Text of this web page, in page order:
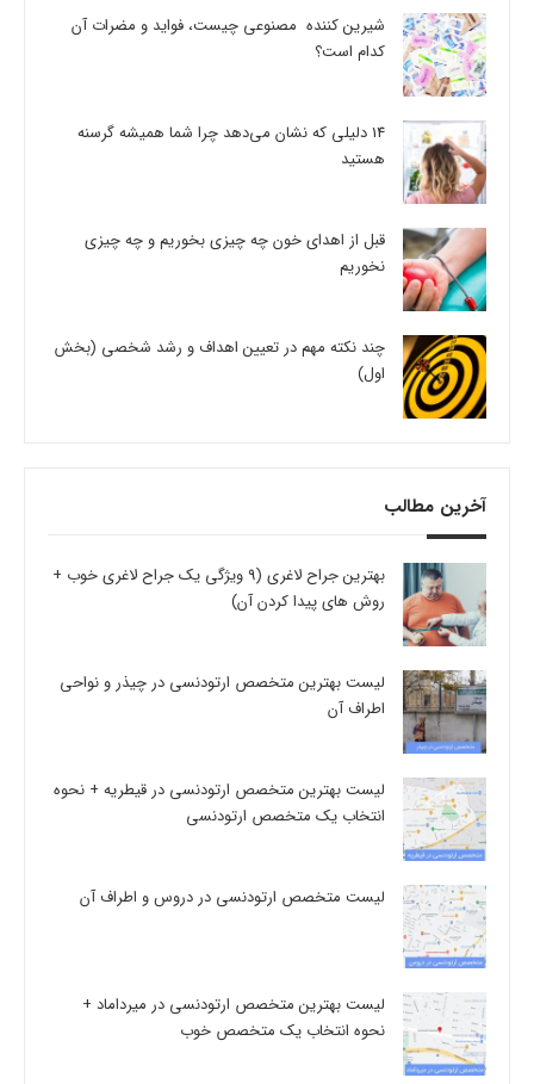
شیرین کننده مصنوعی چیست، فواید و مضرات آن
کدام است؟
14 دلیلی که نشان می‌دهد چرا شما همیشه گرسنه
هستید
قبل از اهدای خون چه چیزی بخوریم و چه چیزی
نخوریم
چند نکته مهم در تعیین اهداف و رشد شخصی (بخش
اول)
آخرین مطالب
بهترین جراح لاغری (9 ویژگی یک جراح لاغری خوب +
روش های پیدا کردن آن)
لیست بهترین متخصص ارتودنسی در چیذر و نواحی
اطراف آن
لیست بهترین متخصص ارتودنسی در قیطریه + نحوه
انتخاب یک متخصص ارتودنسی
لیست متخصص ارتودنسی در دروس و اطراف آن
لیست بهترین متخصص ارتودنسی در میرداماد +
نحوه انتخاب یک متخصص خوب